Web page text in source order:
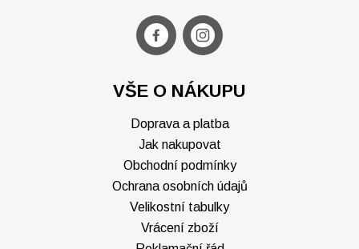
VŠE O NÁKUPU
Doprava a platba
Jak nakupovat
Obchodní podmínky
Ochrana osobních údajů
Velikostní tabulky
Vrácení zboží